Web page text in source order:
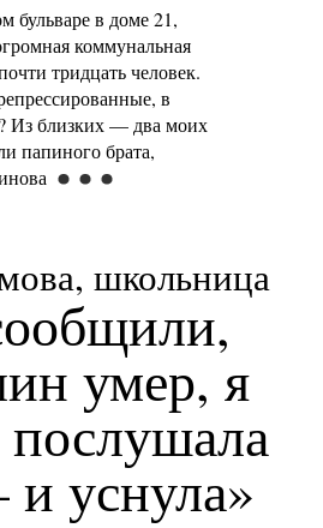
бульваре в доме 21,
коммунальная
тридцать человек.
в
Из близких — два моих
папиного брата,
школьница
умер, я
уснула»